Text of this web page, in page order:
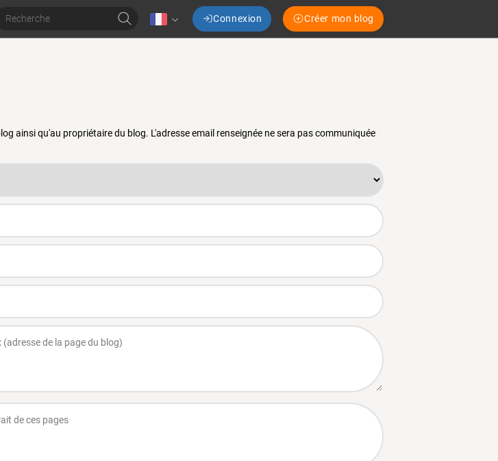
Connexion Créer mon blog
ainsi qu'au propriétaire du blog. L'adresse email renseignée ne sera pas communiquée